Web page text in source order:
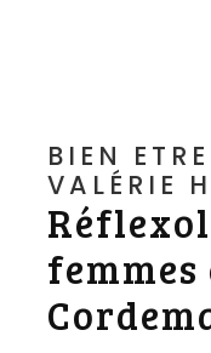
BIEN ETRE AU QUOTIDIEN -
VALÉRIE
Réflexologie pour
femmes